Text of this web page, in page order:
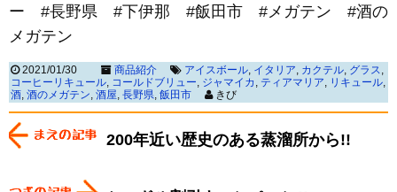
ー #長野県 #下伊那 #飯田市 #メガテン #酒の
メガテン
2021/01/30 商品紹介 アイスボール, イタリア, カクテル, グラス,
コーヒーリキュール, コールドブリュー, ジャマイカ , ティアマリア, リキュール,
酒, 酒のメガテン, 酒屋, 長野県, 飯田市 きび
200年近い歴史のある蒸溜所から!!